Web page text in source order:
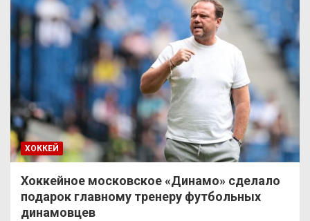
ХОККЕЙ
Хоккейное московское «Динамо» сделало
подарок главному тренеру футбольных
динамовцев